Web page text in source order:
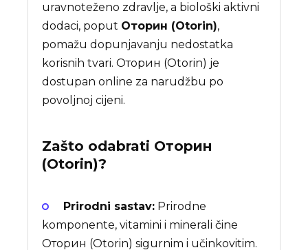
uravnoteženo zdravlje, a biološki aktivni
dodaci, poput Оторин (Otorin),
pomažu dopunjavanju nedostatka
korisnih tvari. Оторин (Otorin) je
dostupan online za narudžbu po
povoljnoj cijeni.
Zašto odabrati Оторин
(Otorin)?
Prirodni sastav: Prirodne
komponente, vitamini i minerali čine
Оторин (Otorin) sigurnim i učinkovitim.